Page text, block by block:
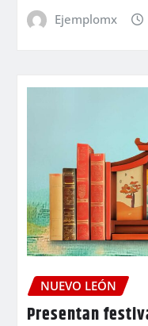
Ejemplomx
NUEVO LEÓN
Presentan